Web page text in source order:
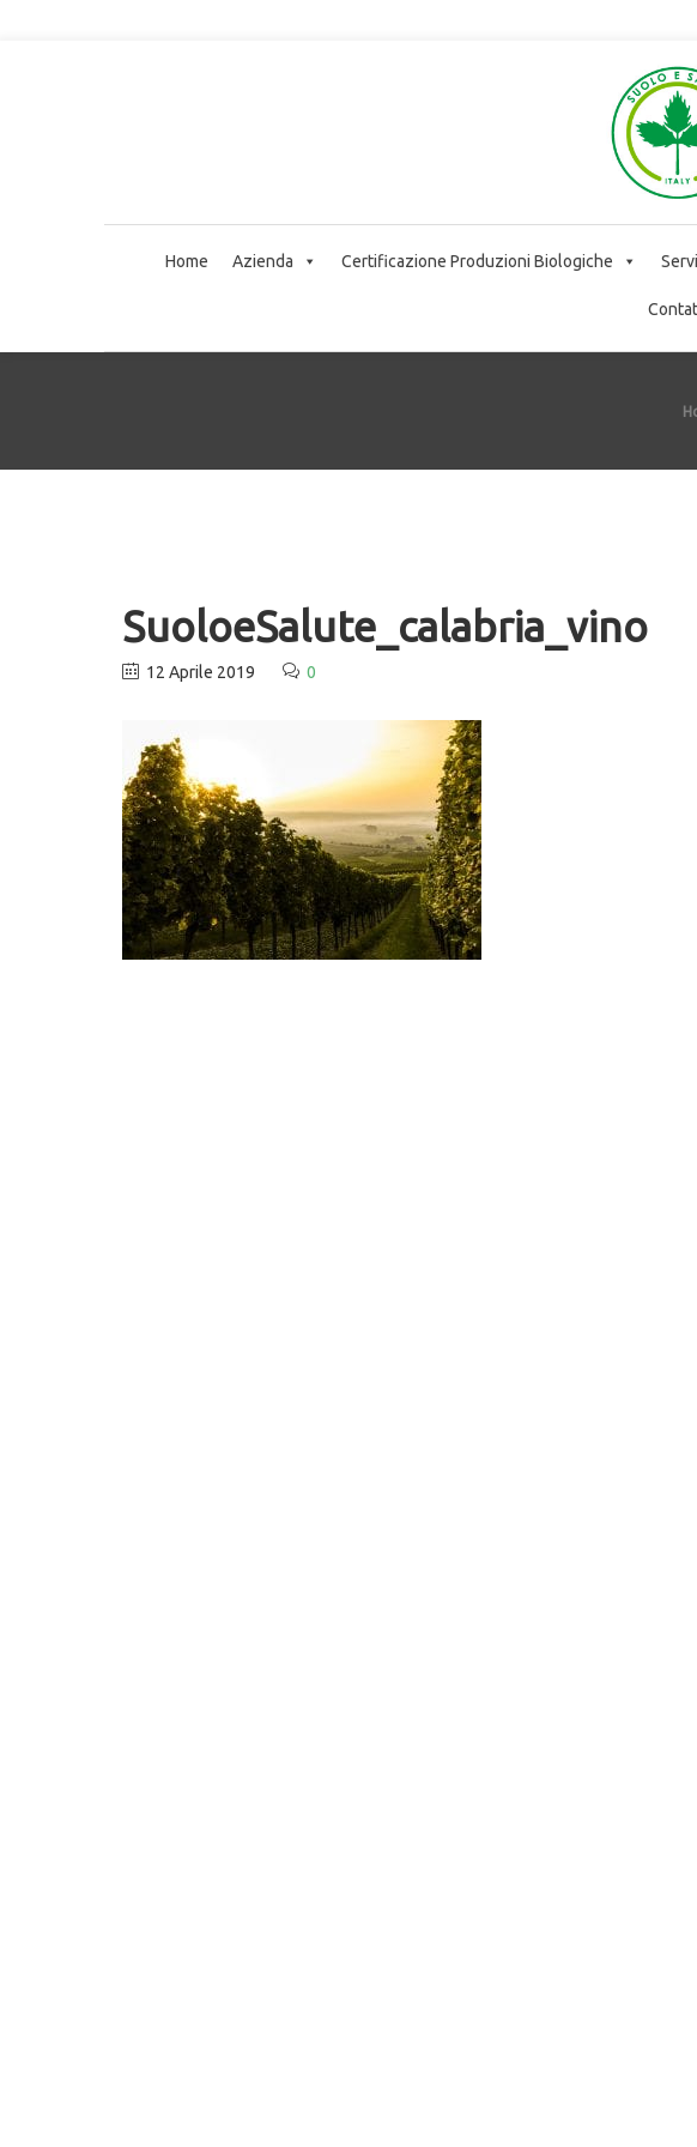
Home Azienda Certificazione Produzioni Biologiche
SuoloeSalute_calabria_vino
12 Aprile 2019 0